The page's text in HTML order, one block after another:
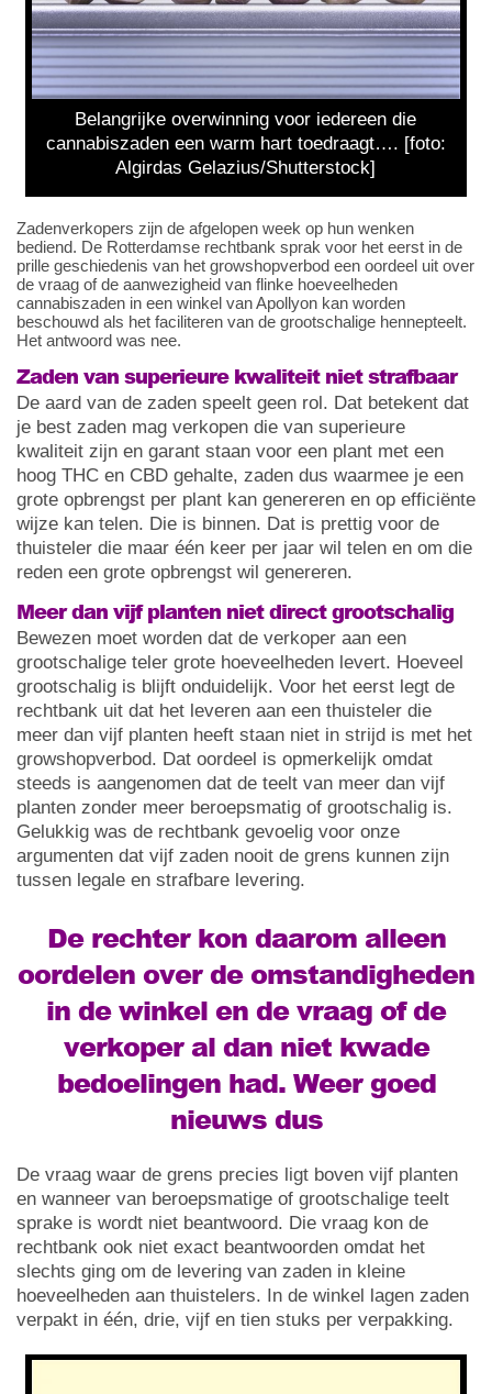
Belangrijke overwinning voor iedereen die
cannabiszaden een warm hart toedraagt…. [foto:
Algirdas Gelazius/Shutterstock]
Zadenverkopers zijn de afgelopen week op hun wenken
bediend. De Rotterdamse rechtbank sprak voor het eerst in de
prille geschiedenis van het growshopverbod een oordeel uit over
de vraag of de aanwezigheid van flinke hoeveelheden
cannabiszaden in een winkel van Apollyon kan worden
beschouwd als het faciliteren van de grootschalige hennepteelt.
Het antwoord was nee.
Zaden van superieure kwaliteit niet strafbaar
De aard van de zaden speelt geen rol. Dat betekent dat
je best zaden mag verkopen die van superieure
kwaliteit zijn en garant staan voor een plant met een
hoog THC en CBD gehalte, zaden dus waarmee je een
grote opbrengst per plant kan genereren en op efficiënte
wijze kan telen. Die is binnen. Dat is prettig voor de
thuisteler die maar één keer per jaar wil telen en om die
reden een grote opbrengst wil genereren.
Meer dan vijf planten niet direct grootschalig
Bewezen moet worden dat de verkoper aan een
grootschalige teler grote hoeveelheden levert. Hoeveel
grootschalig is blijft onduidelijk. Voor het eerst legt de
rechtbank uit dat het leveren aan een thuisteler die
meer dan vijf planten heeft staan niet in strijd is met het
growshopverbod. Dat oordeel is opmerkelijk omdat
steeds is aangenomen dat de teelt van meer dan vijf
planten zonder meer beroepsmatig of grootschalig is.
Gelukkig was de rechtbank gevoelig voor onze
argumenten dat vijf zaden nooit de grens kunnen zijn
tussen legale en strafbare levering.
De rechter kon daarom alleen
oordelen over de omstandigheden
in de winkel en de vraag of de
verkoper al dan niet kwade
bedoelingen had. Weer goed
nieuws dus
De vraag waar de grens precies ligt boven vijf planten
en wanneer van beroepsmatige of grootschalige teelt
sprake is wordt niet beantwoord. Die vraag kon de
rechtbank ook niet exact beantwoorden omdat het
slechts ging om de levering van zaden in kleine
hoeveelheden aan thuistelers. In de winkel lagen zaden
verpakt in één, drie, vijf en tien stuks per verpakking.